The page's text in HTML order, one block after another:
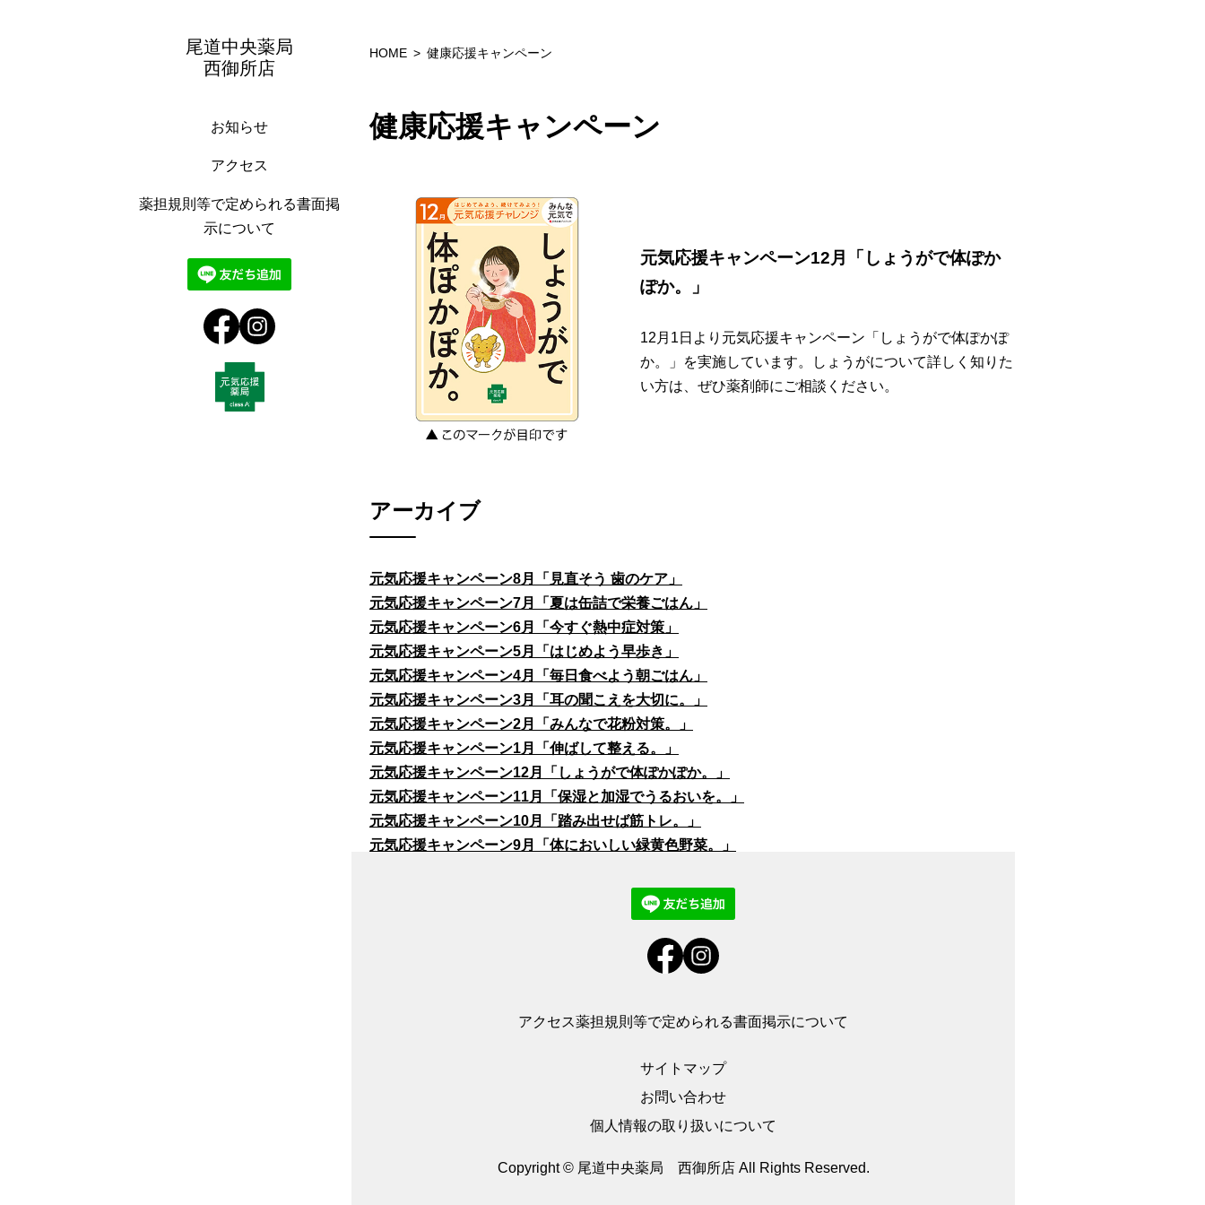
尾道中央薬局
西御所店
お知らせ
アクセス
薬担規則等で定められる書面掲
示について
HOME 健康応援キャンペーン
健康応援キャンペーン
元気応援キャンペーン12月「しょうがで体ぽか
ぽか。」
12月1日より元気応援キャンペーン「しょうがで体ぽかぽ
か。」を実施しています。しょうがについて詳しく知りた
い方は、ぜひ薬剤師にご相談ください。
アーカイブ
元気応援キャンペーン8月「見直そう 歯のケア」
元気応援キャンペーン7月「夏は缶詰で栄養ごはん」
元気応援キャンペーン6月「今すぐ熱中症対策」
元気応援キャンペーン5月「はじめよう早歩き」
元気応援キャンペーン4月「毎日食べよう朝ごはん」
元気応援キャンペーン3月「耳の聞こえを大切に。」
元気応援キャンペーン2月「みんなで花粉対策。」
元気応援キャンペーン1月「伸ばして整える。」
元気応援キャンペーン12月「しょうがで体ぽかぽか。」
元気応援キャンペーン11月「保湿と加湿でうるおいを。」
元気応援キャンペーン10月「踏み出せば筋トレ。」
元気応援キャンペーン9月「体においしい緑黄色野菜。」
アクセス薬担規則等で定められる書面掲示について
サイトマップ
お問い合わせ
個人情報の取り扱いについて
Copyright © 尾道中央薬局 西御所店 All Rights Reserved.